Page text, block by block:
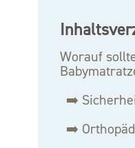
Worauf
➡️
➡️